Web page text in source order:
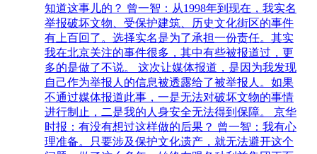
知道这事儿的？ 曾一智：从1998年到现在，我实名
举报破坏文物、受保护建筑、历史文化街区的事件
有上百回了。选择实名是为了承担一份责任。其实
我在北京关注的事件很多，其中有些被报道过，更
多的是做了不说。 这次让媒体报道，是因为我发现
自己作为举报人的信息被透露给了被举报人。如果
不通过媒体报道此事，一是无法对破坏文物的事情
进行制止，二是我的人身安全无法得到保障。 京华
时报：有没有想过这样做的后果？ 曾一智：我有心
理准备。只要涉及保护文化遗产，就无法避开这个